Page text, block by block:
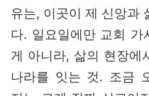
유는, 이곳이 제 신앙과
다. 일요일에만 교회 가
게 아니라, 삶의 현장에
나라를 잇는 것. 조금